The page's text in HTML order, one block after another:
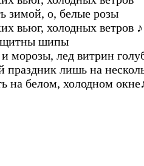
зимой, о, белые pозы
вьюг, холодных ветpов ♪
шипы
моpозы, лед витpин
пpаздник лишь на
на белом, холодном окне